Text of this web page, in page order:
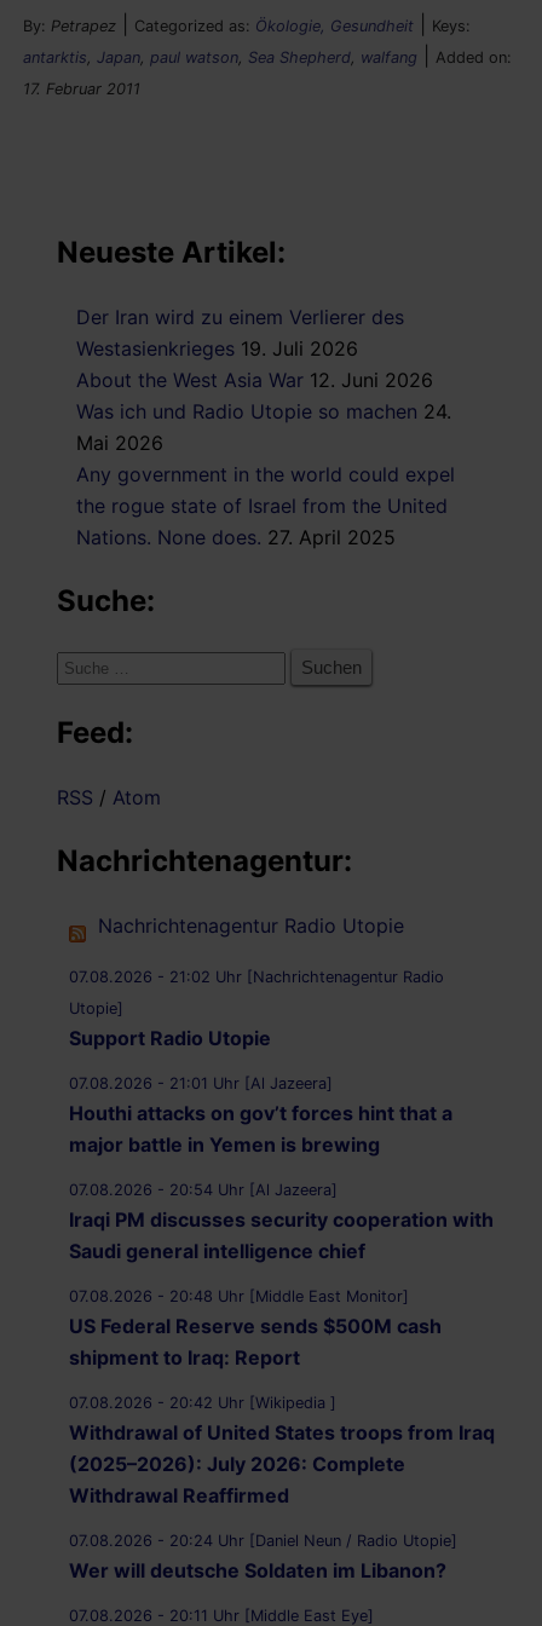
By: Petrapez Categorized as: Ökologie, Gesundheit
Keys:
antarktis Japan paul watson Sea Shepherd walfang
Added on:
17. Februar 2011
Neueste Artikel:
Der Iran wird zu einem Verlierer des
Westasienkrieges 19. Juli 2026
About the West Asia War 12. Juni 2026
Was ich und Radio Utopie so machen 24.
Mai 2026
Any government in the world could expel
the rogue state of Israel from the United
Nations. None does. 27. April 2025
Suche:
Suche
Feed:
RSS / Atom
Nachrichtenagentur:
Nachrichtenagentur Radio Utopie
07.08.2026 - 21:02 Uhr [Nachrichtenagentur Radio
Utopie]
Support Radio Utopie
07.08.2026 - 21:01 Uhr [Al Jazeera]
Houthi attacks on gov’t forces hint that a
major battle in Yemen is brewing
07.08.2026 - 20:54 Uhr [Al Jazeera]
Iraqi PM discusses security cooperation with
Saudi general intelligence chief
07.08.2026 - 20:48 Uhr [Middle East Monitor]
US Federal Reserve sends $500M cash
shipment to Iraq: Report
07.08.2026 - 20:42 Uhr [Wikipedia ]
Withdrawal of United States troops from Iraq
(2025–2026): July 2026: Complete
Withdrawal Reaffirmed
07.08.2026 - 20:24 Uhr [Daniel Neun / Radio Utopie]
Wer will deutsche Soldaten im Libanon?
07.08.2026 - 20:11 Uhr [Middle East Eye]